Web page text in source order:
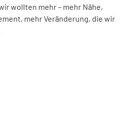
wollten mehr – mehr Nähe,
mehr Veränderung, die wir